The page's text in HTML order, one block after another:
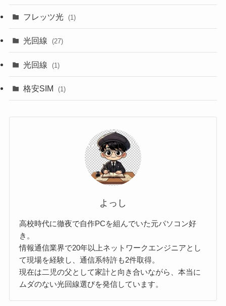
フレッツ光 (1)
光回線 (27)
光回線 (1)
格安SIM (1)
よっし
高校時代に徹夜で自作PCを組んでいた元パソコン好
き。
情報通信業界で20年以上ネットワークエンジニアとし
て現場を経験し、通信系特許も2件取得。
現在は二児の父として家計と向き合いながら、本当に
ムダのない光回線選びを発信しています。